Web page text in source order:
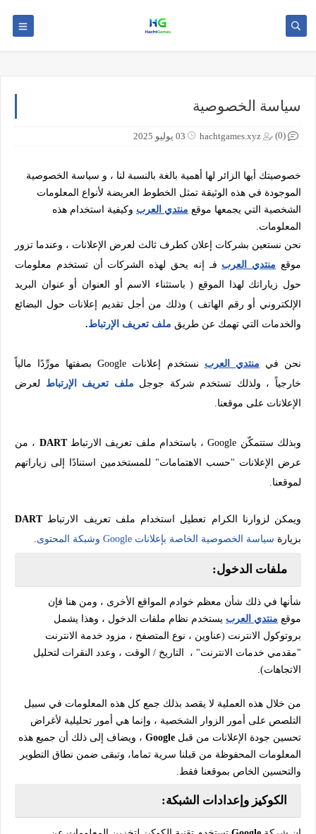
سياسة الخصوصية
hachtgames.xyz 03 يوليو 2025 (0)
خصوصيتك أيها الزائر لها أهمية بالغة بالنسبة لنا ، و سياسة الخصوصية
الموجودة في هذه الوثيقة تمثل الخطوط العريضة لأنواع المعلومات
الشخصية التي يجمعها موقع منتدي العرب وكيفية استخدام هذه
المعلومات.
نحن نستعين بشركات إعلان كطرف ثالث لعرض الإعلانات ، وعندما تزور
موقع منتدي العرب فـ إنه يحق لهذه الشركات أن تستخدم معلومات
حول زياراتك لهذا الموقع ( باستثناء الاسم أو العنوان أو عنوان البريد
الإلكتروني أو رقم الهاتف ) وذلك من أجل تقديم إعلانات حول البضائع
والخدمات التي تهمك عن طريق ملف تعريف الإرتباط.
نحن في منتدي العرب
نستخدم إعلانات Google بصفتها مورِّدًا مالياً
خارجياً ، ولذلك تستخدم شركة جوجل ملف تعريف الإرتباط لعرض
الإعلانات على موقعنا.
وبذلك ستتمكّن Google ، باستخدام ملف تعريف الارتباط DART ، من
عرض الإعلانات "حسب الاهتمامات" للمستخدمين استنادًا إلى زياراتهم
لموقعنا.
ويمكن لزوارنا الكرام تعطيل استخدام ملف تعريف الارتباطDART
بزيارة سياسة الخصوصية الخاصة بإعلانات Google وشبكة المحتوى
ملفات الدخول:
شأنها في ذلك شأن معظم خوادم المواقع الأخرى ، ومن هنا فإن
موقع منتدي العرب يستخدم نظام ملفات الدخول ، وهذا يشمل
بروتوكول الانترنت (عناوين ، نوع المتصفح ، مزود خدمة الانترنت
"مقدمي خدمات الانترنت" ، التاريخ / الوقت ، وعدد النقرات لتحليل
الاتجاهات).
من خلال هذه العملية لا يقصد بذلك جمع كل هذه المعلومات في سبيل
التلصص على أمور الزوار الشخصية ، وإنما هي أمور تحليلية لأغراض
تحسين جودة الإعلانات من قبل Google ، ويضاف إلى ذلك أن جميع هذه
المعلومات المحفوظة من قبلنا سرية تماما، وتبقى ضمن نطاق التطوير
والتحسين الخاص بموقعنا فقط.
الكوكيز وإعدادات الشبكة: